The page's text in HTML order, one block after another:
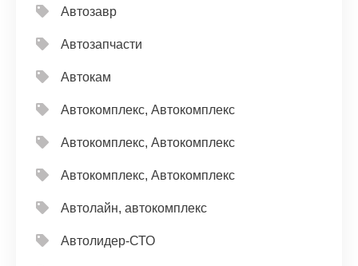
Автозавр
Автозапчасти
Автокам
Автокомплекс, Автокомплекс
Автокомплекс, Автокомплекс
Автокомплекс, Автокомплекс
Автолайн, автокомплекс
Автолидер-СТО